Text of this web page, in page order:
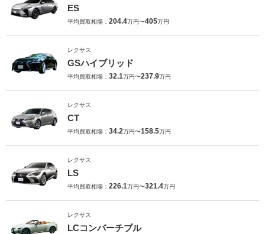
ES
平均買取相場： 204.4万円〜405万円
レクサス
GSハイブリッド
平均買取相場： 32.1万円〜237.9万円
レクサス
CT
平均買取相場： 34.2万円〜158.5万円
レクサス
LS
平均買取相場： 226.1万円〜321.4万円
レクサス
LCコンバーチブル